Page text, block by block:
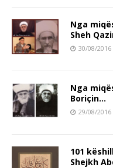
Nga
Sheh
30/08/2016
Nga
Boriçin…
29/08/2016
101
Shejkh